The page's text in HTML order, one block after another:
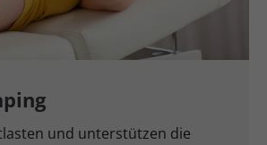
und unterstützen die